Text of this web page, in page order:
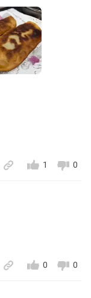
0
1
0
0